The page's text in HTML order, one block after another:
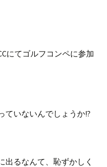
にてゴルフコンペに参加
ていないんでしょうか!?
出るなんて、恥ずかしく